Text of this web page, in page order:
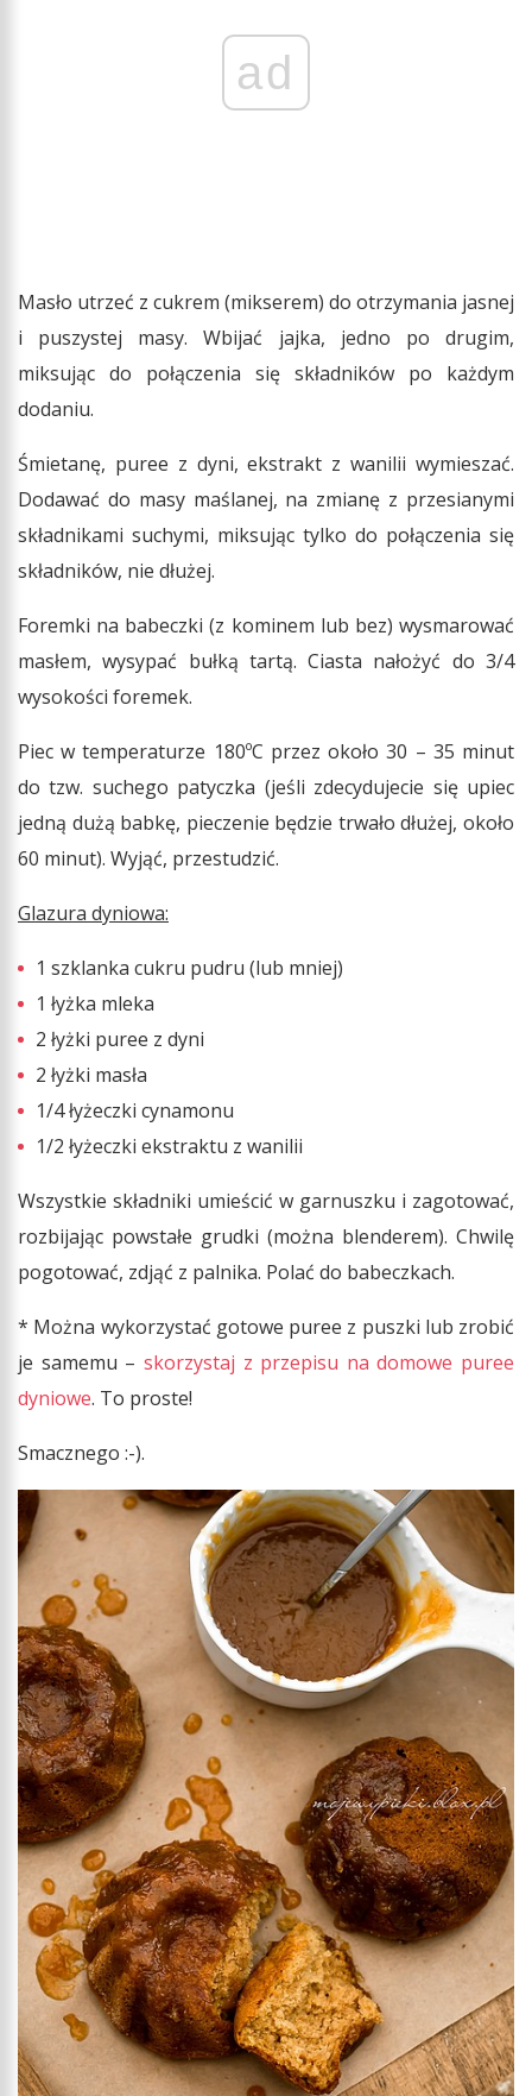
ad
Masło utrzeć z cukrem (mikserem) do otrzymania jasnej
i puszystej masy. Wbijać jajka, jedno po drugim,
miksując do połączenia się składników po każdym
dodaniu.
Śmietanę, puree z dyni, ekstrakt z wanilii wymieszać.
Dodawać do masy maślanej, na zmianę z przesianymi
składnikami suchymi, miksując tylko do połączenia się
składników, nie dłużej.
Foremki na babeczki (z kominem lub bez) wysmarować
masłem, wysypać bułką tartą. Ciasta nałożyć do 3/4
wysokości foremek.
Piec w temperaturze 180ºC przez około 30 – 35 minut
do tzw. suchego patyczka (jeśli zdecydujecie się upiec
jedną dużą babkę, pieczenie będzie trwało dłużej, około
60 minut). Wyjąć, przestudzić.
Glazura dyniowa:
1 szklanka cukru pudru (lub mniej)
1 łyżka mleka
2 łyżki puree z dyni
2 łyżki masła
1/4 łyżeczki cynamonu
1/2 łyżeczki ekstraktu z wanilii
Wszystkie składniki umieścić w garnuszku i zagotować,
rozbijając powstałe grudki (można blenderem). Chwilę
pogotować, zdjąć z palnika. Polać do babeczkach.
* Można wykorzystać gotowe puree z puszki lub zrobić
je samemu – skorzystaj z przepisu na domowe puree
dyniowe. To proste!
Smacznego :-).